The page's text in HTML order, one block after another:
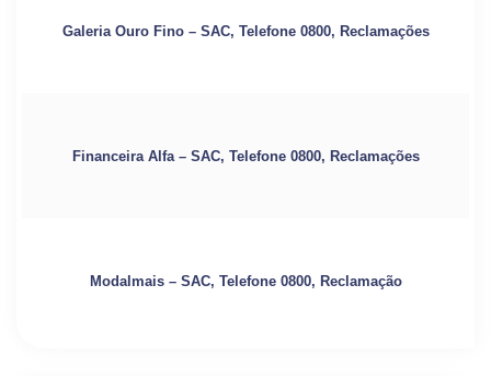
Galeria Ouro Fino – SAC, Telefone 0800, Reclamações
Financeira Alfa – SAC, Telefone 0800, Reclamações
Modalmais – SAC, Telefone 0800, Reclamação